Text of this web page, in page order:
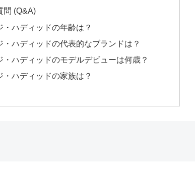
問 (Q&A)
・ハディッドの年齢は？
・ハディッドの代表的なブランドは？
・ハディッドのモデルデビューは何歳？
・ハディッドの家族は？